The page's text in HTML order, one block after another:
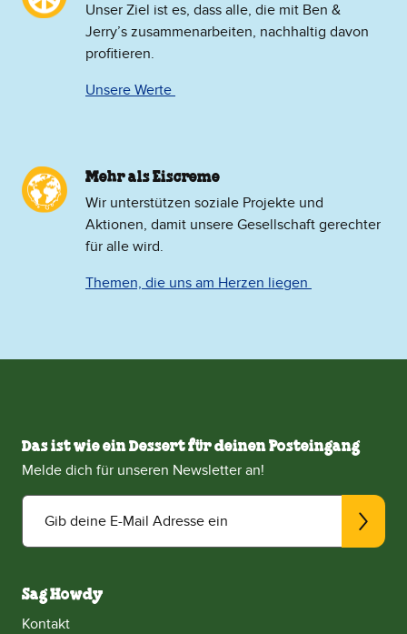
Unser Ziel ist es, dass alle, die mit Ben &
Jerry’s zusammenarbeiten, nachhaltig davon
profitieren.
Unsere Werte
Mehr als Eiscreme
​Wir unterstützen soziale Projekte und
Aktionen, damit unsere Gesellschaft gerechter
für alle wird.
Themen, die uns am Herzen liegen
Das ist wie ein Dessert für deinen Posteingang
Melde dich für unseren Newsletter an!
Gib deine E-Mail Adresse ein
Sag Howdy
Kontakt